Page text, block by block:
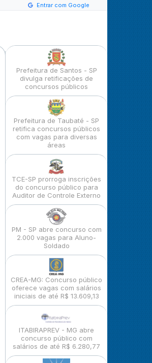
Entrar com Google
Prefeitura de Santos - SP
divulga retificações de
concursos públicos
Prefeitura de Taubaté - SP
retifica concursos públicos
com vagas para diversas
áreas
TCE-SP prorroga inscrições
do concurso público para
Auditor de Controle Externo
PM - SP abre concurso com
2.000 vagas para Aluno-
Soldado
CREA-MG: Concurso público
oferece vagas com salários
iniciais de até R$ 13.609,13
ITABIRAPREV - MG abre
concurso público com
salários de até R$ 6.280,77